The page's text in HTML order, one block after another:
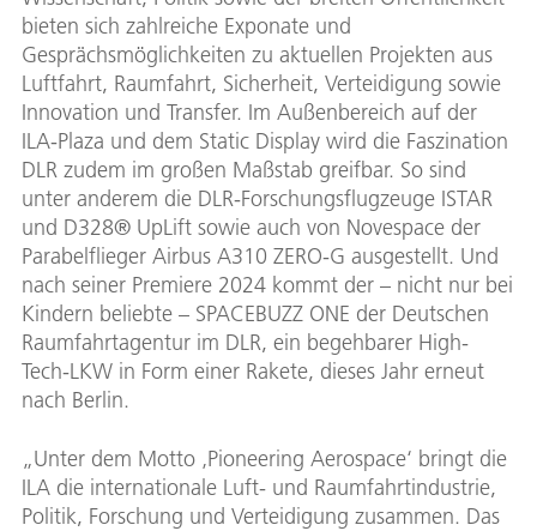
bieten sich zahlreiche Exponate und
Gesprächsmöglichkeiten zu aktuellen Projekten aus
Luftfahrt, Raumfahrt, Sicherheit, Verteidigung sowie
Innovation und Transfer. Im Außenbereich auf der
ILA-Plaza und dem Static Display wird die Faszination
DLR zudem im großen Maßstab greifbar. So sind
unter anderem die DLR-Forschungsflugzeuge ISTAR
und D328® UpLift sowie auch von Novespace der
Parabelflieger Airbus A310 ZERO-G ausgestellt. Und
nach seiner Premiere 2024 kommt der – nicht nur bei
Kindern beliebte – SPACEBUZZ ONE der Deutschen
Raumfahrtagentur im DLR, ein begehbarer High-
Tech-LKW in Form einer Rakete, dieses Jahr erneut
nach Berlin.
„Unter dem Motto ‚Pioneering Aerospace‘ bringt die
ILA die internationale Luft- und Raumfahrtindustrie,
Politik, Forschung und Verteidigung zusammen. Das